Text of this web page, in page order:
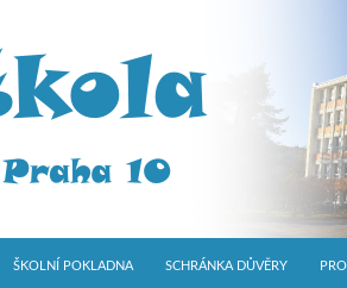
ŠKOLNÍ POKLADNA SCHRÁNKA DŮVĚRY